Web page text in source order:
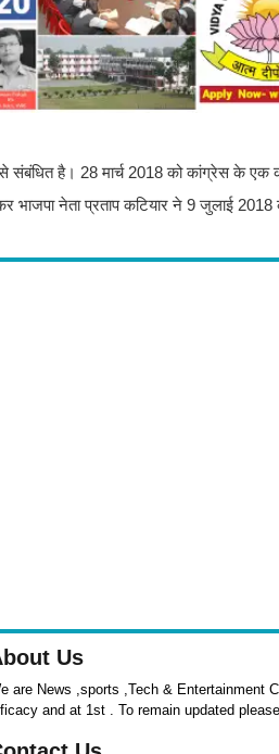
से संबंधित है। 28 मार्च 2018 को कांग्रेस के एक
नेता प्रताप कटियार ने 9 जुलाई 2018
Us
are News ,sports ,Tech & Entertainment
and at 1st . To remain updated